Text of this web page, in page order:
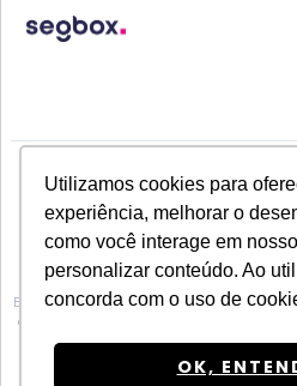
Utilizamos cookies para
experiência, melhorar o
como você interage em
personalizar conteúdo. Ao
concorda com o uso de
OK,
Baeta Assessoria de Seguros inscrita na
especializada na prestação de serviços de
técnico e operacional para